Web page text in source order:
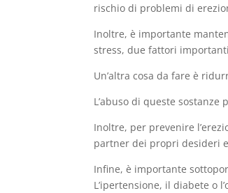
rischio di problemi di
Inoltre, è importante
stress, due fattori
Un’altra cosa da fare è
L’abuso di queste
Inoltre, per prevenire
partner dei propri desideri
Infine, è importante
L’ipertensione, il diabete o